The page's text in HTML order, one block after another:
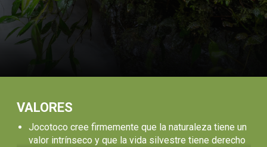
VALORES
Jocotoco cree firmemente que la naturaleza tiene un
valor intrínseco y que la vida silvestre tiene derecho